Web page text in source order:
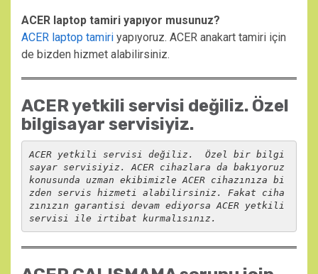
ACER laptop tamiri yapıyor musunuz?
ACER laptop tamiri yapıyoruz. ACER anakart tamiri için
de bizden hizmet alabilirsiniz.
ACER yetkili servisi değiliz. Özel
bilgisayar servisiyiz.
ACER yetkili servisi değiliz.  Özel bir bilgi
sayar servisiyiz. ACER cihazlara da bakıyoruz
konusunda uzman ekibimizle ACER cihazınıza bi
zden servis hizmeti alabilirsiniz. Fakat ciha
zınızın garantisi devam ediyorsa ACER yetkili